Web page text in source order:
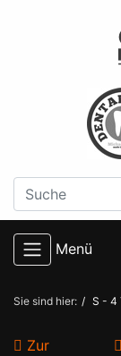
Menü
Sie sind hier: S - 4
Zur